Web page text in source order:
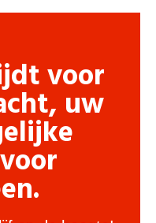
voor
uw